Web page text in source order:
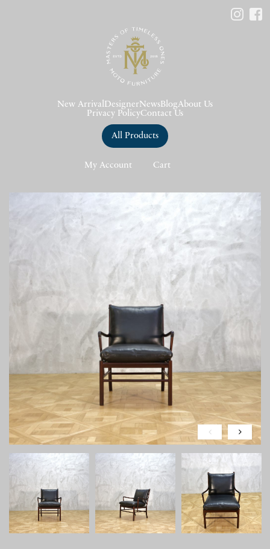
New Arrival DesignerNews BlogAbout Us
Privacy PolicyContact Us
All Products
My Account Cart